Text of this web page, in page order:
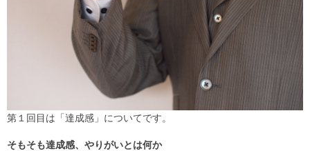
第１回目は「達成感」についてです。
そもそも達成感、やりがいとは何か